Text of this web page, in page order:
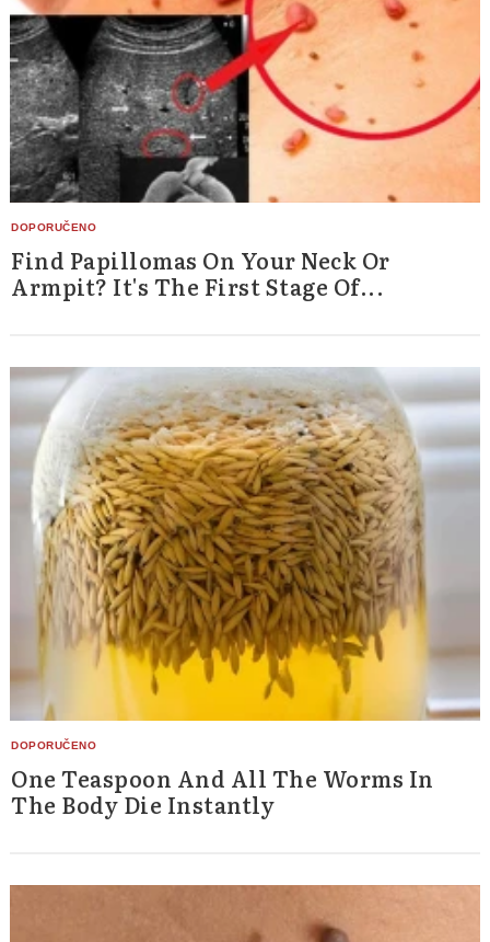
Find Papillomas On Your Neck Or
Armpit? It's The First Stage Of...
One Teaspoon And All The Worms In
The Body Die Instantly